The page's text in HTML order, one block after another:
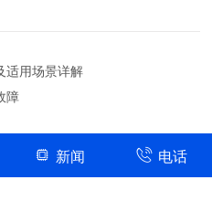
适用场景详解
障
新闻 电话